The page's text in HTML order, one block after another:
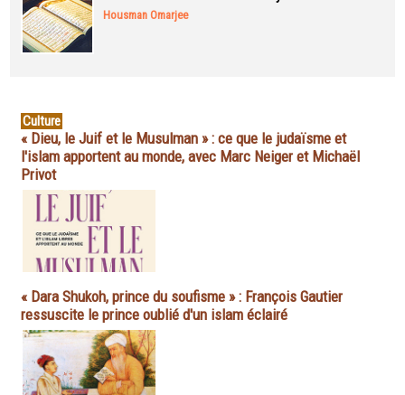
Housman Omarjee
Culture
« Dieu, le Juif et le Musulman » : ce que le judaïsme et
l'islam apportent au monde, avec Marc Neiger et Michaël
Privot
« Dara Shukoh, prince du soufisme » : François Gautier
ressuscite le prince oublié d'un islam éclairé